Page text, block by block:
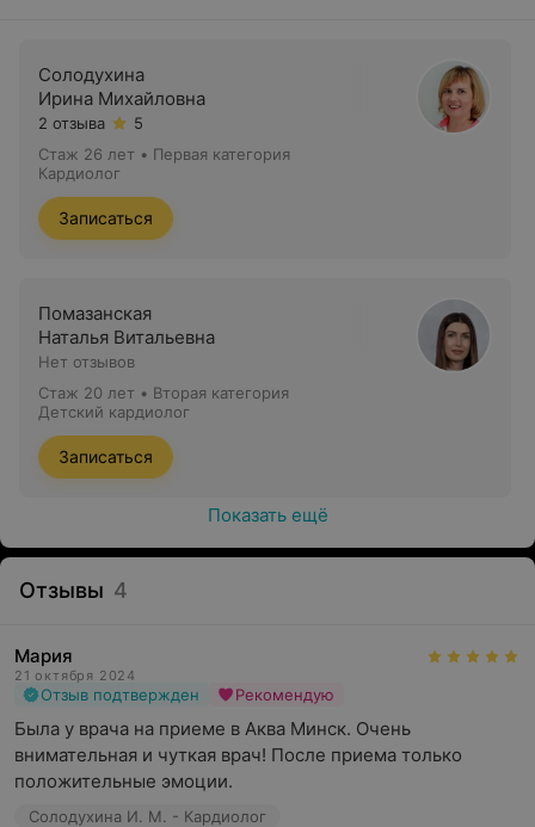
Солодухина
Ирина Михайловна
2 отзыва
5
Стаж 26 лет • Первая категория
Кардиолог
Записаться
Помазанская
Наталья Витальевна
Нет отзывов
Стаж 20 лет • Вторая категория
Детский кардиолог
Записаться
Показать ещё
Отзывы 4
Мария
21 октября 2024
Отзыв подтвержден Рекомендую
Была у врача на приеме в Аква Минск. Очень
внимательная и чуткая врач! После приема только
положительные эмоции.
Солодухина И. М. - Кардиолог